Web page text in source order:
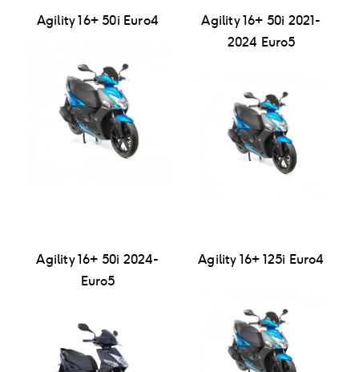
Agility 16+ 50i Euro4
Agility 16+ 50i 2021-
2024 Euro5
Agility 16+ 50i 2024-
Euro5
Agility 16+ 125i Euro4